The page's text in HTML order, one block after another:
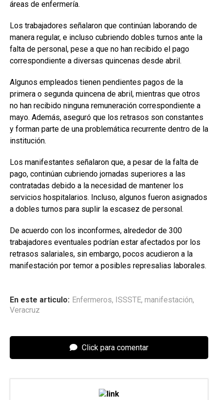
áreas de enfermería.
Los trabajadores señalaron que continúan laborando de
manera regular, e incluso cubriendo dobles turnos ante la
falta de personal, pese a que no han recibido el pago
correspondiente a diversas quincenas desde abril.
Algunos empleados tienen pendientes pagos de la
primera o segunda quincena de abril, mientras que otros
no han recibido ninguna remuneración correspondiente a
mayo. Además, aseguró que los retrasos son constantes
y forman parte de una problemática recurrente dentro de la
institución.
Los manifestantes señalaron que, a pesar de la falta de
pago, continúan cubriendo jornadas superiores a las
contratadas debido a la necesidad de mantener los
servicios hospitalarios. Incluso, algunos fueron asignados
a dobles turnos para suplir la escasez de personal.
De acuerdo con los inconformes, alrededor de 300
trabajadores eventuales podrían estar afectados por los
retrasos salariales, sin embargo, pocos acudieron a la
manifestación por temor a posibles represalias laborales.
En este articulo: Enfermeros, ISSSTE, manifestación,
Veracruz
Click para comentar